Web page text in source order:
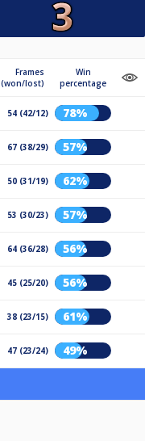
Frames
(won/lost)
Win
percentage
54 (42/12) 78%
67 (38/29) 57%
50 (31/19) 62%
53 (30/23) 57%
64 (36/28) 56%
45 (25/20) 56%
38 (23/15) 61%
47 (23/24) 49%